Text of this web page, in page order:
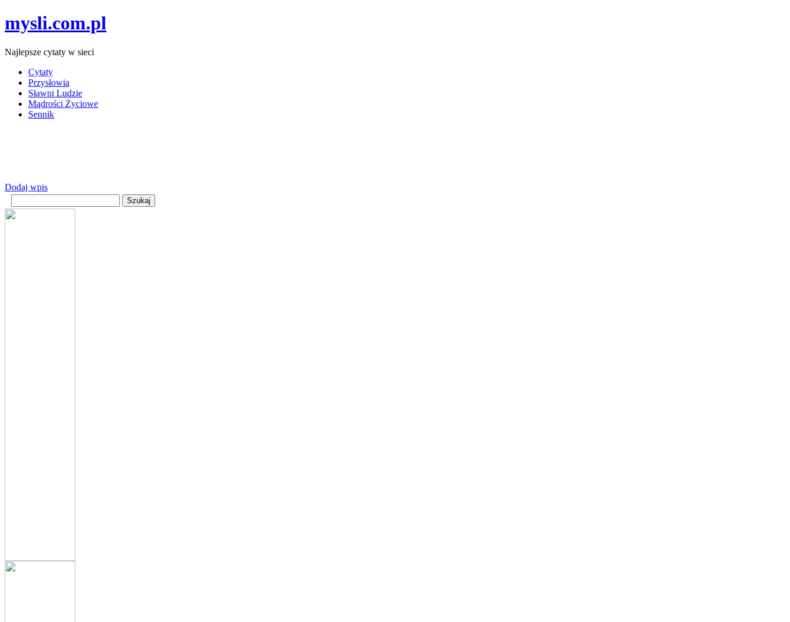
mysli.com.pl
Najlepsze cytaty w sieci
Cytaty
Przysłowia
Sławni Ludzie
Mądrości Życiowe
Sennik
Dodaj wpis